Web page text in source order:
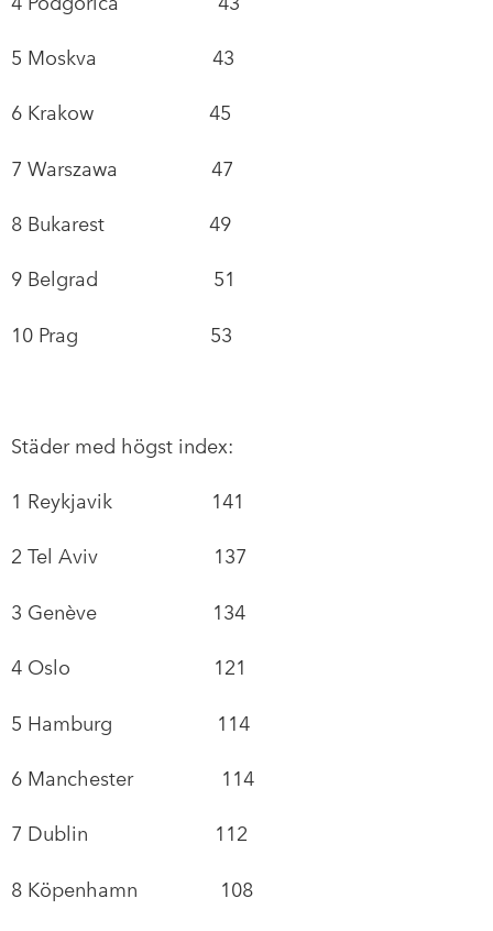
5 Moskva 43
6 Krakow 45
7 Warszawa 47
8 Bukarest 49
9 Belgrad 51
10 Prag 53
Städer med högst index:
1 Reykjavik 141
2 Tel Aviv 137
3 Genève 134
4 Oslo 121
5 Hamburg 114
6 Manchester 114
7 Dublin 112
8 Köpenhamn 108